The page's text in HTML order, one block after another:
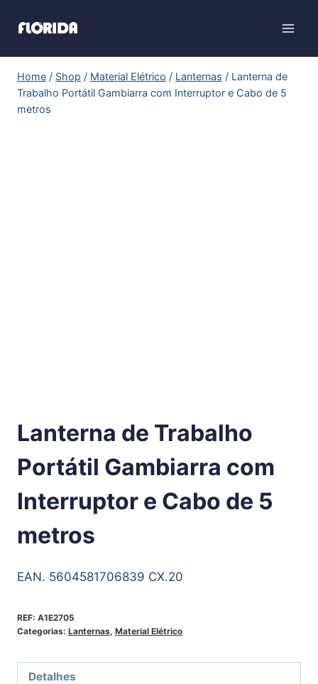
Home / Shop / Material Elétrico / Lanternas / Lanterna de
Trabalho Portátil Gambiarra com Interruptor e Cabo de 5
metros
Lanterna de Trabalho
Portátil Gambiarra com
Interruptor e Cabo de 5
metros
EAN. 5604581706839 CX.20
REF: A1E2705
Categorias: Lanternas, Material Elétrico
Detalhes